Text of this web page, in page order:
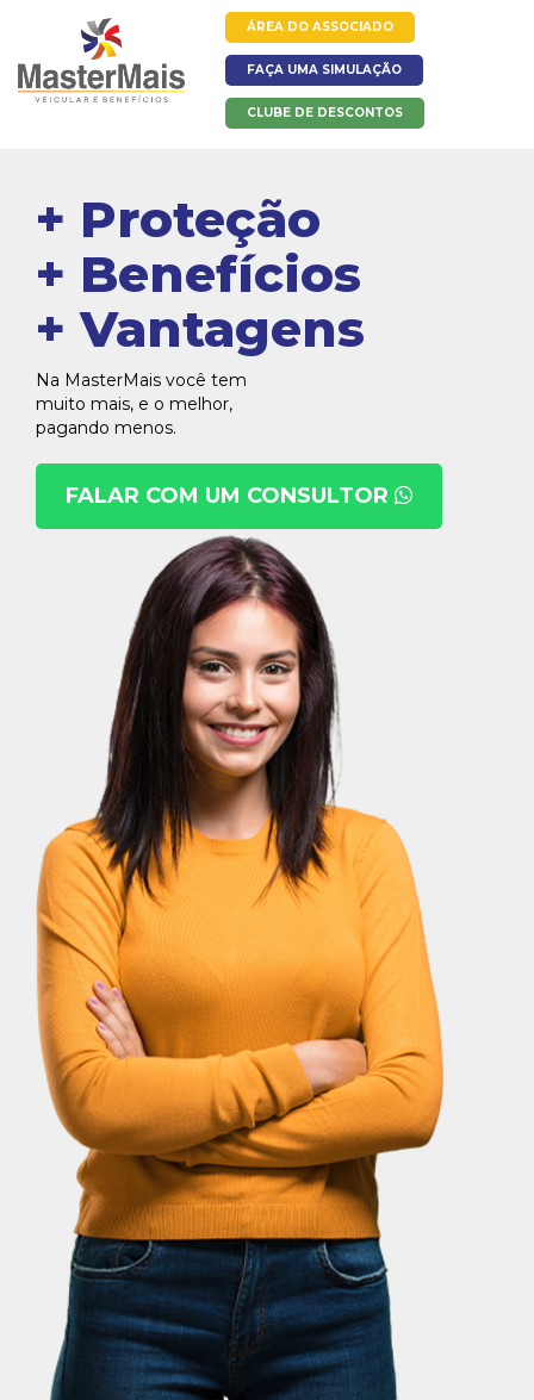
ÁREA DO ASSOCIADO
FAÇA UMA SIMULAÇÃO
CLUBE DE DESCONTOS
+ Proteção
+ Benefícios
+ Vantagens
Na MasterMais você tem
muito mais, e o melhor,
pagando menos.
FALAR COM UM CONSULTOR